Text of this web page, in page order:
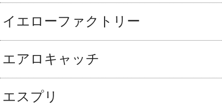
イエローファクトリー
エアロキャッチ
エスプリ